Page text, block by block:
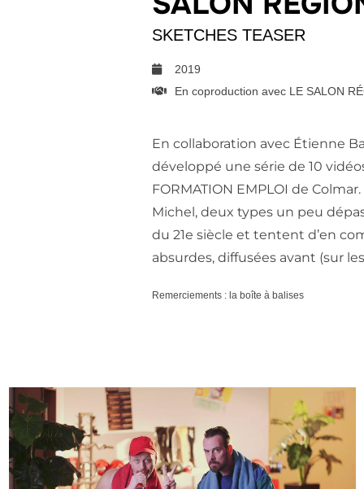
SKETCHES TEASER
2019
En coproduction avec LE SALON
En collaboration avec Étienne
développé une série de 10
FORMATION EMPLOI de
Michel, deux types un peu
du 21e siècle et tentent d’en
absurdes, diffusées avant (sur
Remerciements : la boîte à balises